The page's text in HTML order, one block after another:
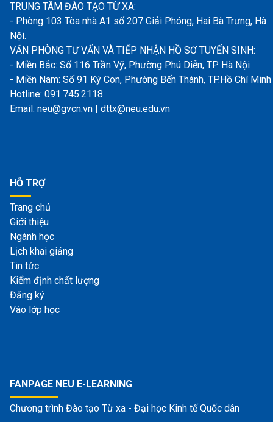
TRUNG TÂM ĐÀO TẠO TỪ XA:
- Phòng 103 Tòa nhà A1 số 207 Giải Phóng, Hai Bà Trưng, Hà
Nội.
VĂN PHÒNG TƯ VẤN VÀ TIẾP NHẬN HỒ SƠ TUYỂN SINH:
- Miền Bắc: Số 116 Trần Vỹ, Phường Phú Diễn, TP. Hà Nội
- Miền Nam: Số 91 Ký Con, Phường Bến Thành, TP.Hồ Chí Minh
Hotline: 091.745.2118
Email: neu@gvcn.vn | dttx@neu.edu.vn
HỖ TRỢ
Trang chủ
Giới thiệu
Ngành học
Lịch khai giảng
Tin tức
Kiểm định chất lượng
Đăng ký
Vào lớp học
FANPAGE NEU E-LEARNING
Chương trình Đào tạo Từ xa - Đại học Kinh tế Quốc dân